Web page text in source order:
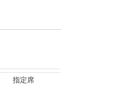
指定席